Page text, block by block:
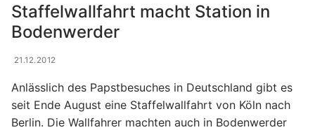
Staffelwallfahrt macht Station in
Bodenwerder
21.12.2012
Anlässlich des Papstbesuches in Deutschland gibt es
seit Ende August eine Staffelwallfahrt von Köln nach
Berlin. Die Wallfahrer machten auch in Bodenwerder